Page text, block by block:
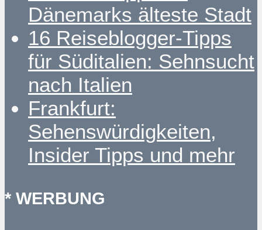
Dänemarks älteste Stadt
16 Reiseblogger-Tipps
für Süditalien: Sehnsucht
nach Italien
Frankfurt:
Sehenswürdigkeiten,
Insider Tipps und mehr
* WERBUNG